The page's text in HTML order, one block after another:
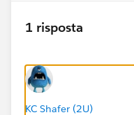
1 risposta
KC Shafer (2U)